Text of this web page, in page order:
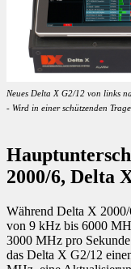
Neues Delta X G2/12 von links
- Wird in einer schützenden
2000/6, Delta
Während Delta X
von 9 kHz bis 6000
3000 MHz pro
das Delta X G2/12